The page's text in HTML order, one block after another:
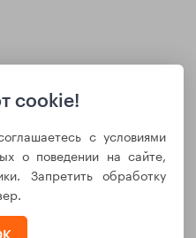
cookie!
с условиями
о поведении на сайте,
Запретить обработку